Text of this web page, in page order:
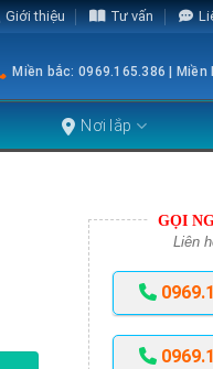
Giới thiệu Tư vấn
Miền bắc: 0969.165.386 | Miền
Nơi lắp
GỌI
Liên